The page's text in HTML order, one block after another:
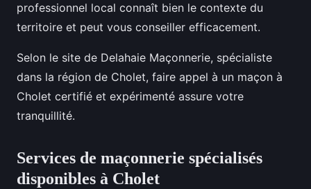
professionnel local connaît bien le contexte du
territoire et peut vous conseiller efficacement.
Selon le site de Delahaie Maçonnerie, spécialiste
dans la région de Cholet, faire appel à un maçon à
Cholet certifié et expérimenté assure votre
tranquillité.
Services de maçonnerie spécialisés
disponibles à Cholet